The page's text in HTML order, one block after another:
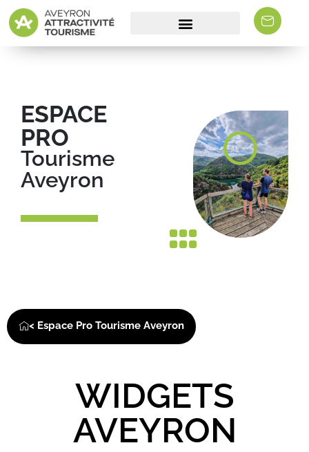
ESPACE
PRO
Tourisme
Aveyron
< Espace Pro Tourisme Aveyron
WIDGETS
AVEYRON